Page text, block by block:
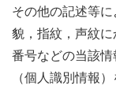
その他の記述等
貌，指紋，声紋
番号などの当該
（個人識別情報）